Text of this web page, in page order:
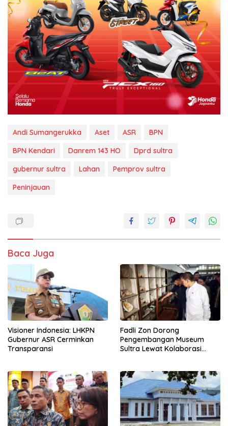
Andi Sumangerukka Aset ASR
BPN
BPN Kendari
Danrem 143 HO
Dprd sultra
gubernur sultra
Lahan
Pemprov sultra
Peninjauan
Baca Juga
Visioner Indonesia: LHKPN
Gubernur ASR Cerminkan
Transparansi
Fadli Zon Dorong
Pengembangan Museum
Sultra Lewat Kolaborasi